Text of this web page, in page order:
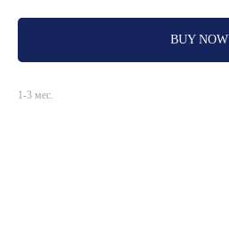
BUY NOW
1-3 мес.